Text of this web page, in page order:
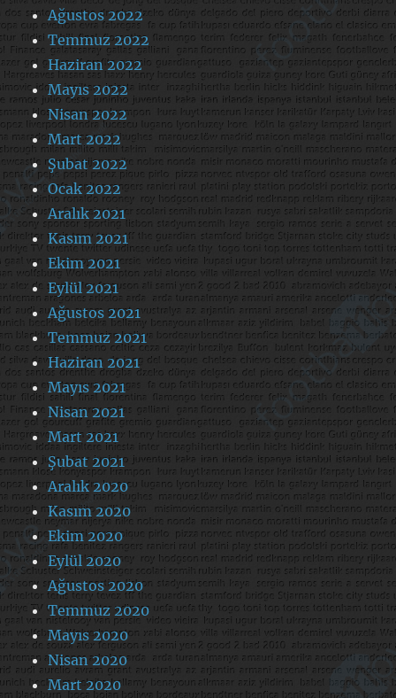
Ağustos 2022
Temmuz 2022
Haziran 2022
Mayıs 2022
Nisan 2022
Mart 2022
Şubat 2022
Ocak 2022
Aralık 2021
Kasım 2021
Ekim 2021
Eylül 2021
Ağustos 2021
Temmuz 2021
Haziran 2021
Mayıs 2021
Nisan 2021
Mart 2021
Şubat 2021
Aralık 2020
Kasım 2020
Ekim 2020
Eylül 2020
Ağustos 2020
Temmuz 2020
Mayıs 2020
Nisan 2020
Mart 2020